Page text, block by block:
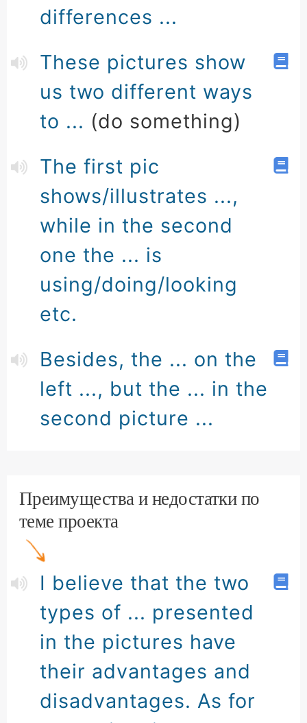
differences ...
These pictures show
us two different ways
to ... (do something)
The first pic
shows/illustrates ...,
while in the second
one the ... is
using/doing/looking
etc.
Besides, the ... on the
left ..., but the ... in the
second picture ...
Преимущества и недостатки по
теме проекта
I believe that the two
types of ... presented
in the pictures have
their advantages and
disadvantages. As for